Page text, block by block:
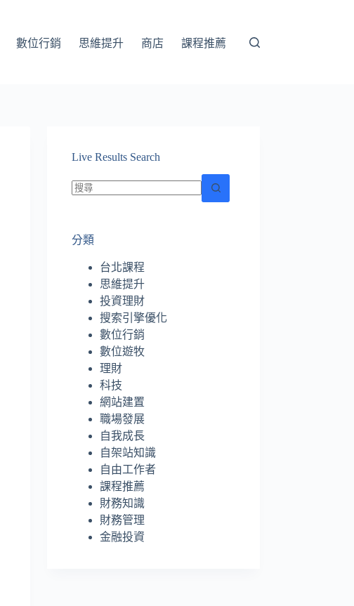
數位行銷 思維提升 商店 課程推薦
Live Results Search
到
分類
台北課程
思維提升
投資理財
搜索引擎優化
數位行銷
數位遊牧
理財
科技
網站建置
職場發展
自我成長
自架站知識
自由工作者
課程推薦
財務知識
財務管理
金融投資